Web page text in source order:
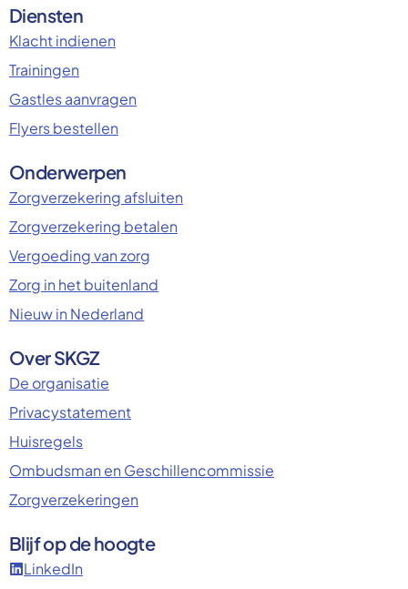
Diensten
Klacht indienen
Trainingen
Gastles aanvragen
Flyers bestellen
Onderwerpen
Zorgverzekering afsluiten
Zorgverzekering betalen
Vergoeding van zorg
Zorg in het buitenland
Nieuw in Nederland
Over SKGZ
De organisatie
Privacystatement
Huisregels
Ombudsman en Geschillencommissie
Zorgverzekeringen
Blijf op de hoogte
LinkedIn